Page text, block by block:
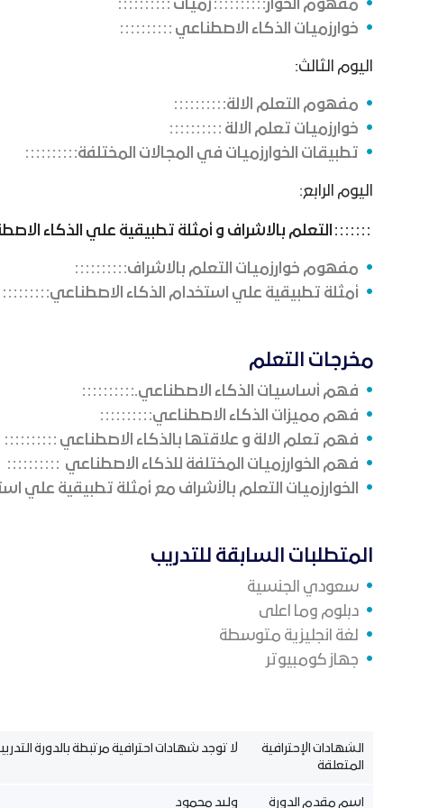
مفهوم الخوار
زميات
خوارزميات الذكاء الاصطناعي
اليوم الثالث:
مفهوم التعلم الالة
خوارزميات تعلم الالة
تطبيقات الخوارزميات في المجالات المختلفة
اليوم الرابع:
التعلم بالاشراف و أمثلة تطبيقية علي الذكاء
مفهوم خوارزميات التعلم بالاشراف
أمثلة تطبيقية علي استخدام الذكاء الاصطناعي
مخرجات التعلم
فهم أساسيات الذكاء الاصطناعي.
فهم مميزات الذكاء الاصطناعي
فهم تعلم الالة و علاقتها بالذكاء الاصطناعي
فهم الخوارزميات المختلفة للذكاء الاصطناعي
الخوارزميات التعلم بالأشراف مع أمثلة تطبيقية علي
المتطلبات السابقة للتدريب
سعودي الجنسية
دبلوم وما اعلى
لغة انجليزية متوسطة
جهاز كومبيوتر
الشهادات الإحترافية
المتعلقة
لا توجد شهادات احترافية مرتبطة بالدورة
اسم مقدم الدورة وليد محمود